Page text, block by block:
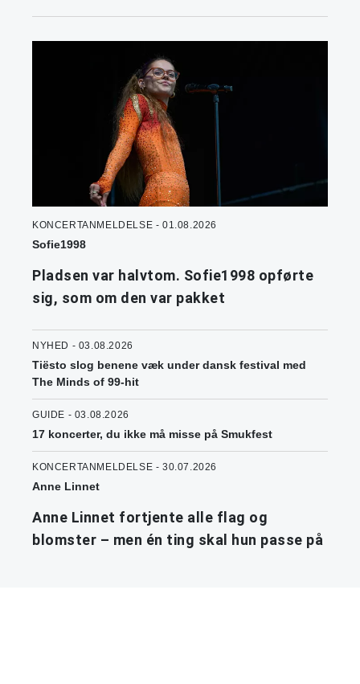
KONCERTANMELDELSE - 01.08.2026
Sofie1998
Pladsen var halvtom. Sofie1998 opførte
sig, som om den var pakket
NYHED - 03.08.2026
Tiësto slog benene væk under dansk festival med
The Minds of 99-hit
GUIDE - 03.08.2026
17 koncerter, du ikke må misse på Smukfest
KONCERTANMELDELSE - 30.07.2026
Anne Linnet
Anne Linnet fortjente alle flag og
blomster – men én ting skal hun passe på